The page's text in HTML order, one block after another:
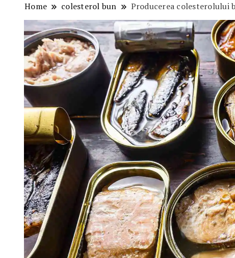
Home colesterol bun Producerea colesterolului